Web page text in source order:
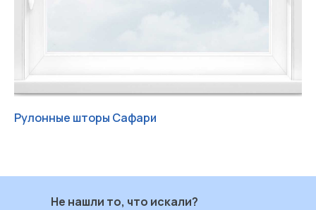
Рулонные шторы Сафари
Не нашли то, что искали?
+7 (3452) 78 40 78
ул. Червишевский тракт 7